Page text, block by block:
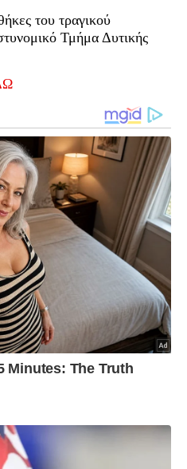
του τραγικού
Τμήμα Δυτικής